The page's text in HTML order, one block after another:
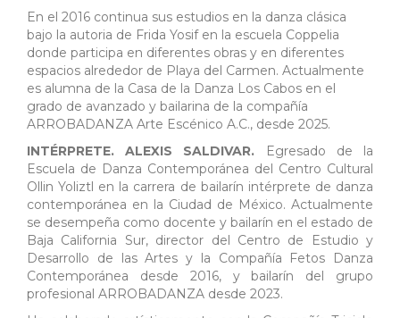
En el 2016 continua sus estudios en la danza clásica
bajo la autoria de Frida Yosif en la escuela Coppelia
donde participa en diferentes obras y en diferentes
espacios alrededor de Playa del Carmen. Actualmente
es alumna de la Casa de la Danza Los Cabos en el
grado de avanzado y bailarina de la compañía
ARROBADANZA Arte Escénico A.C., desde 2025.
INTÉRPRETE. ALEXIS SALDIVAR.
Egresado de la
Escuela de Danza Contemporánea del Centro Cultural
Ollin Yoliztl en la carrera de bailarín intérprete de danza
contemporánea en la Ciudad de México. Actualmente
se desempeña como docente y bailarín en el estado de
Baja California Sur, director del Centro de Estudio y
Desarrollo de las Artes y la Compañía Fetos Danza
Contemporánea desde 2016, y bailarín del grupo
profesional ARROBADANZA desde 2023.